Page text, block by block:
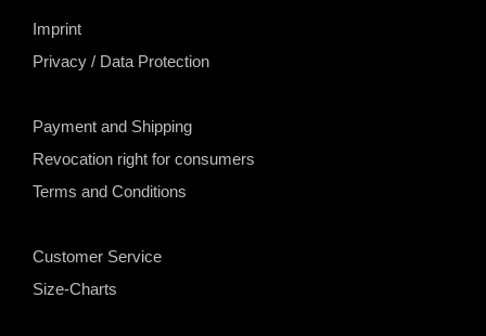
Imprint
Privacy / Data Protection
Payment and Shipping
Revocation right for consumers
Terms and Conditions
Customer Service
Size-Charts